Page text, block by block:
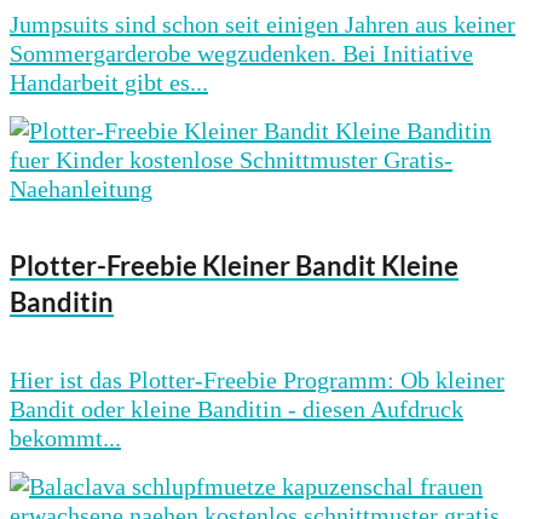
Jumpsuits sind schon seit einigen Jahren aus keiner
Sommergarderobe wegzudenken. Bei Initiative
Handarbeit gibt es...
Plotter-Freebie Kleiner Bandit Kleine
Banditin
Hier ist das Plotter-Freebie Programm: Ob kleiner
Bandit oder kleine Banditin - diesen Aufdruck
bekommt...